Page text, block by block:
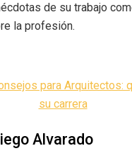
de su trabajo
la profesión.
para Arquitectos:
su carrera
Alvarado